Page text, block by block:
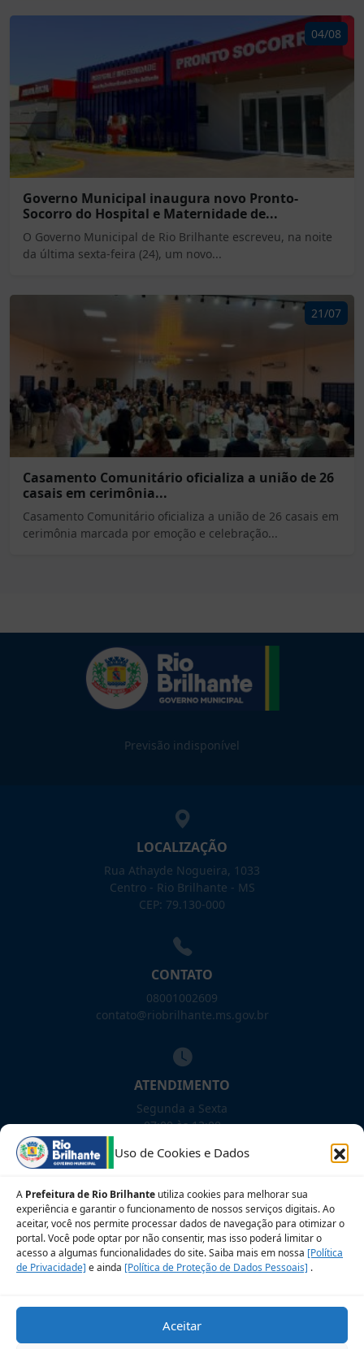
Uso de Cookies e Dados
A Prefeitura de Rio Brilhante utiliza cookies para melhorar sua
experiência e garantir o funcionamento de nossos serviços digitais. Ao
aceitar, você nos permite processar dados de navegação para otimizar o
portal. Você pode optar por não consentir, mas isso poderá limitar o
acesso a algumas funcionalidades do site. Saiba mais em nossa [Política
de Privacidade] e ainda [Política de Proteção de Dados Pessoais] .
Aceitar
04/08
Governo Municipal inaugura novo Pronto-
Socorro do Hospital e Maternidade de...
O Governo Municipal de Rio Brilhante escreveu, na noite
da última sexta-feira (24), um novo...
21/07
Casamento Comunitário oficializa a união de 26
casais em cerimônia...
Casamento Comunitário oficializa a união de 26 casais em
cerimônia marcada por emoção e celebração...
Previsão indisponível
LOCALIZAÇÃO
Rua Athayde Nogueira, 1033
Centro - Rio Brilhante - MS
CEP: 79.130-000
CONTATO
08001002609
contato@riobrilhante.ms.gov.br
ATENDIMENTO
Segunda a Sexta
07:00 às 13:00
NOSSAS REDES!
Siga para novidades
Sobre a LGPD
Perguntas frequentes
Avalie nosso site